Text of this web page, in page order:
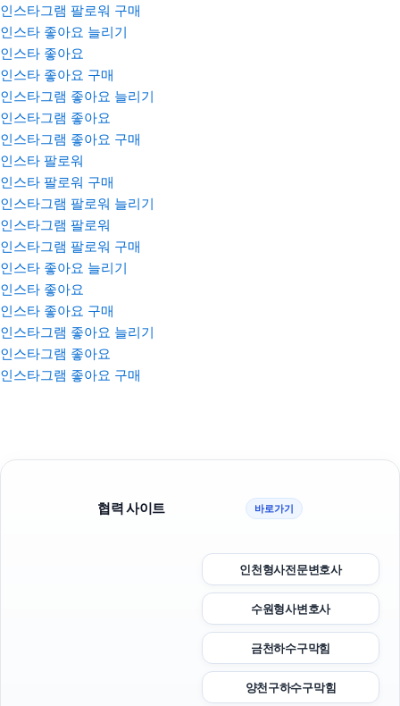
인스타그램 팔로워 구매
인스타 좋아요 늘리기
인스타 좋아요
인스타 좋아요 구매
인스타그램 좋아요 늘리기
인스타그램 좋아요
인스타그램 좋아요 구매
인스타 팔로워
인스타 팔로워 구매
인스타그램 팔로워 늘리기
인스타그램 팔로워
인스타그램 팔로워 구매
인스타 좋아요 늘리기
인스타 좋아요
인스타 좋아요 구매
인스타그램 좋아요 늘리기
인스타그램 좋아요
인스타그램 좋아요 구매
협력 사이트 바로가기
인천형사전문변호사
수원형사변호사
금천하수구막힘
양천구하수구막힘